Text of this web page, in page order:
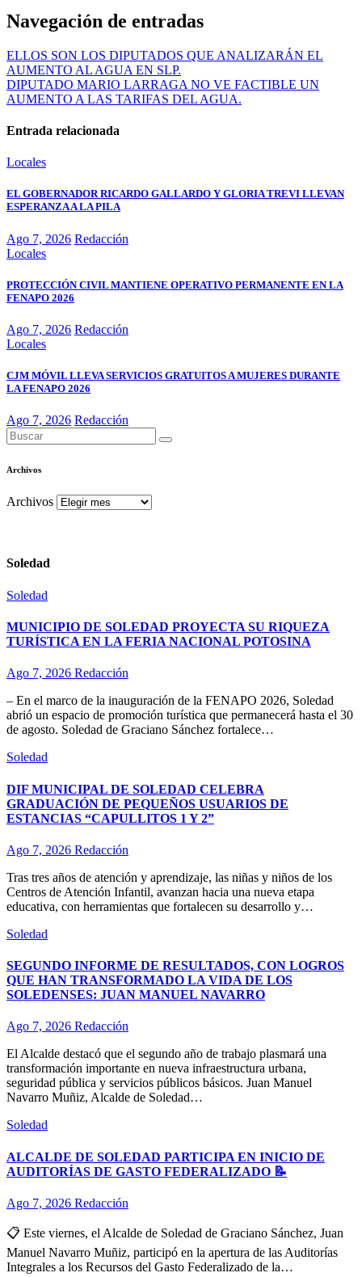
Navegación de entradas
ELLOS SON LOS DIPUTADOS QUE ANALIZARÁN EL
AUMENTO AL AGUA EN SLP.
DIPUTADO MARIO LARRAGA NO VE FACTIBLE UN
AUMENTO A LAS TARIFAS DEL AGUA.
Entrada relacionada
Locales
EL GOBERNADOR RICARDO GALLARDO Y GLORIA TREVI LLEVAN
ESPERANZA A LA PILA
Ago 7, 2026 Redacción
Locales
PROTECCIÓN CIVIL MANTIENE OPERATIVO PERMANENTE EN LA
FENAPO 2026
Ago 7, 2026 Redacción
Locales
CJM MÓVIL LLEVA SERVICIOS GRATUITOS A MUJERES DURANTE
LA FENAPO 2026
Ago 7, 2026 Redacción
Archivos
Archivos
Soledad
Soledad
MUNICIPIO DE SOLEDAD PROYECTA SU RIQUEZA
TURÍSTICA EN LA FERIA NACIONAL POTOSINA
Ago 7, 2026 Redacción
– En el marco de la inauguración de la FENAPO 2026, Soledad
abrió un espacio de promoción turística que permanecerá hasta el 30
de agosto. Soledad de Graciano Sánchez fortalece…
Soledad
DIF MUNICIPAL DE SOLEDAD CELEBRA
GRADUACIÓN DE PEQUEÑOS USUARIOS DE
ESTANCIAS “CAPULLITOS 1 Y 2”
Ago 7, 2026 Redacción
Tras tres años de atención y aprendizaje, las niñas y niños de los
Centros de Atención Infantil, avanzan hacia una nueva etapa
educativa, con herramientas que fortalecen su desarrollo y…
Soledad
SEGUNDO INFORME DE RESULTADOS, CON LOGROS
QUE HAN TRANSFORMADO LA VIDA DE LOS
SOLEDENSES: JUAN MANUEL NAVARRO
Ago 7, 2026 Redacción
El Alcalde destacó que el segundo año de trabajo plasmará una
transformación importante en nueva infraestructura urbana,
seguridad pública y servicios públicos básicos. Juan Manuel
Navarro Muñiz, Alcalde de Soledad…
Soledad
ALCALDE DE SOLEDAD PARTICIPA EN INICIO DE
AUDITORÍAS DE GASTO FEDERALIZADO 📝
Ago 7, 2026 Redacción
📋 Este viernes, el Alcalde de Soledad de Graciano Sánchez, Juan
Manuel Navarro Muñiz, participó en la apertura de las Auditorías
Integrales a los Recursos del Gasto Federalizado de la…